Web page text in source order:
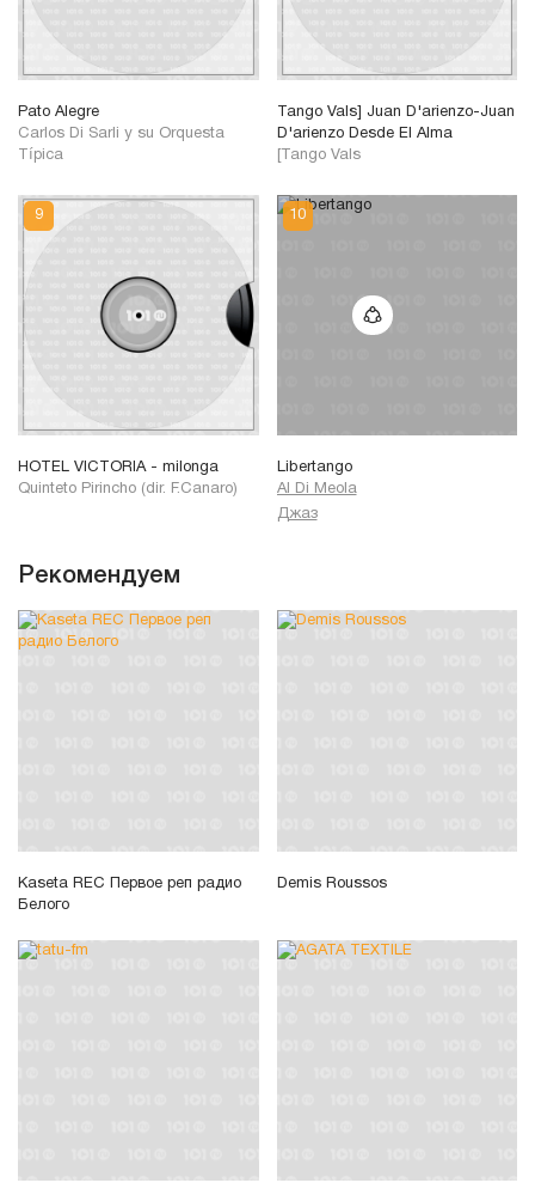
Pato Alegre
Carlos Di Sarli y su Orquesta
Típica
Tango Vals] Juan D'arienzo-Juan
D'arienzo Desde El Alma
[Tango Vals
HOTEL VICTORIA - milonga
Quinteto Pirincho (dir. F.Canaro)
Libertango
Al Di Meola
Джаз
Рекомендуем
Kaseta REC Первое реп радио
Белого
Demis Roussos